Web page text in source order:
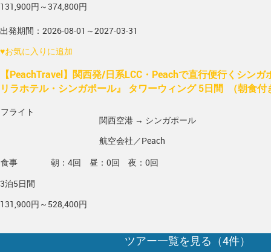
131,900円～374,800円
出発期間：2026-08-01～2027-03-31
♥お気に入りに追加
【PeachTravel】関西発/日系LCC・Peachで直行便行くシン
リラホテル・シンガポール』 タワーウィング 5日間 （朝食付
フライト
関西空港 → シンガポール
航空会社／Peach
食事
朝：4回 昼：0回 夜：0回
3泊5日間
131,900円～528,400円
ツアー一覧を見る（4件）